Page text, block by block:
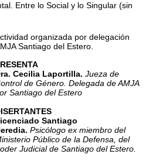
Entre lo Social y lo Singular (sin
organizada por delegación
Santiago del Estero.
Cecilia Laportilla.Jueza de
de Género. Delegada de AMJA
Santiago del Estero
Santiago
Psicólogo ex miembro del
Público de la Defensa, del
Judicial de Santiago del Estero.